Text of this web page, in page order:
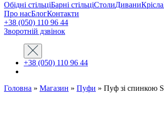
Oбідні стільціБарні стільціСтолиДиваниКрісла
Про насБлогКонтакти
+38 (050) 110 96 44
Зворотній дзвінок
+38 (050) 110 96 44
Головна » Магазин » Пуфи » Пуф зі спинкою